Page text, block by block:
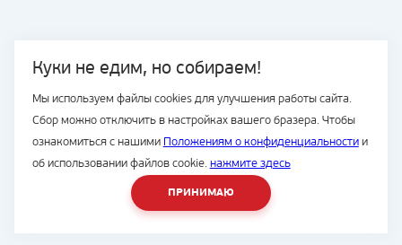
Куки не едим, но собираем!
Мы используем файлы cookies для улучшения работы сайта.
Сбор можно отключить в настройках вашего бразера. Чтобы
ознакомиться с нашими Положениям о конфиденциальностии
об использовании файлов cookie. нажмите здесь
ПРИНИМАЮ